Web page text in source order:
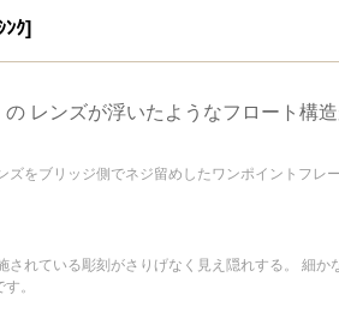
ﾝｸ]
レンズが浮いたようなフロート構
ズをブリッジ側でネジ留めしたワンポイントフ
されている彫刻がさりげなく見え隠れする。 細
。